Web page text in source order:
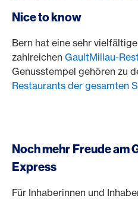
Nice to know
Bern hat eine sehr
zahlreichen GaultMillau-
Genusstempel gehören zu
Restaurants der gesamten
Noch mehr Freude am
Express
Für Inhaberinnen und